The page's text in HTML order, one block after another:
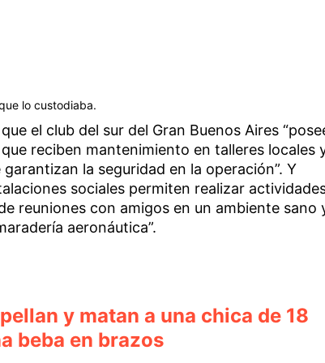
lo custodiaba.
el club del sur del Gran Buenos Aires
reciben mantenimiento en talleres locales
la seguridad en la operación”. Y
sociales permiten realizar
reuniones con amigos en un ambiente sano
aeronáutica”.
y matan a una chica de 18
beba en brazos